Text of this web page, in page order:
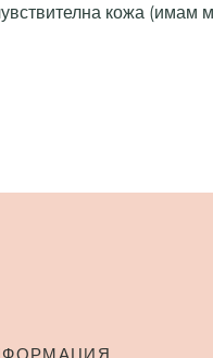
кожа (имам